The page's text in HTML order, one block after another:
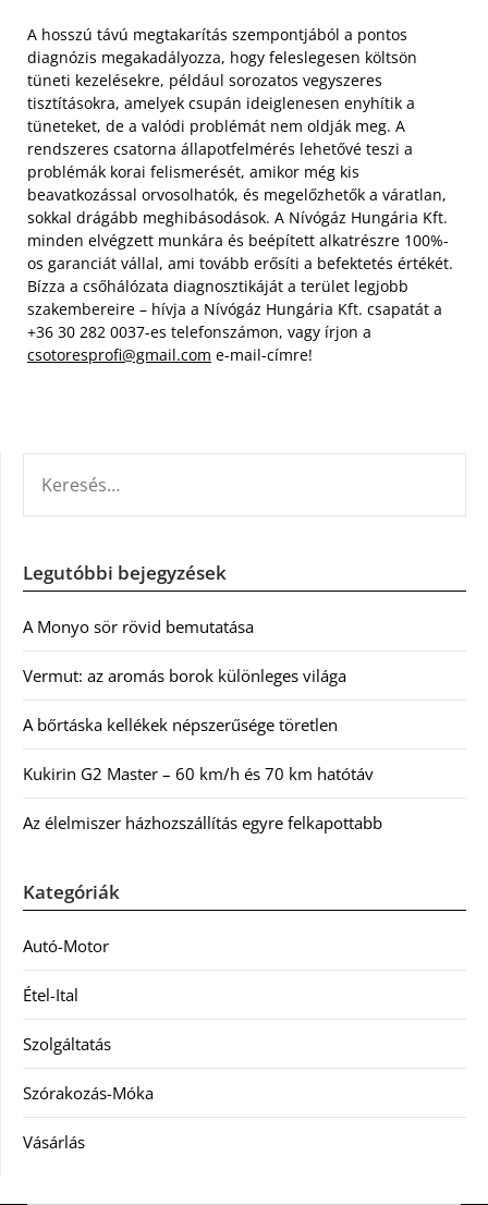
A hosszú távú megtakarítás szempontjából a pontos
diagnózis megakadályozza, hogy feleslegesen költsön
tüneti kezelésekre, például sorozatos vegyszeres
tisztításokra, amelyek csupán ideiglenesen enyhítik a
tüneteket, de a valódi problémát nem oldják meg. A
rendszeres csatorna állapotfelmérés lehetővé teszi a
problémák korai felismerését, amikor még kis
beavatkozással orvosolhatók, és megelőzhetők a váratlan,
sokkal drágább meghibásodások. A Nívógáz Hungária Kft.
minden elvégzett munkára és beépített alkatrészre 100%-
os garanciát vállal, ami tovább erősíti a befektetés értékét.
Bízza a csőhálózata diagnosztikáját a terület legjobb
szakembereire – hívja a Nívógáz Hungária Kft. csapatát a
+36 30 282 0037-es telefonszámon, vagy írjon a
csotoresprofi@gmail.com e-mail-címre!
Legutóbbi bejegyzések
A Monyo sör rövid bemutatása
Vermut: az aromás borok különleges világa
A bőrtáska kellékek népszerűsége töretlen
Kukirin G2 Master – 60 km/h és 70 km hatótáv
Az élelmiszer házhozszállítás egyre felkapottabb
Kategóriák
Autó-Motor
Étel-Ital
Szolgáltatás
Szórakozás-Móka
Vásárlás